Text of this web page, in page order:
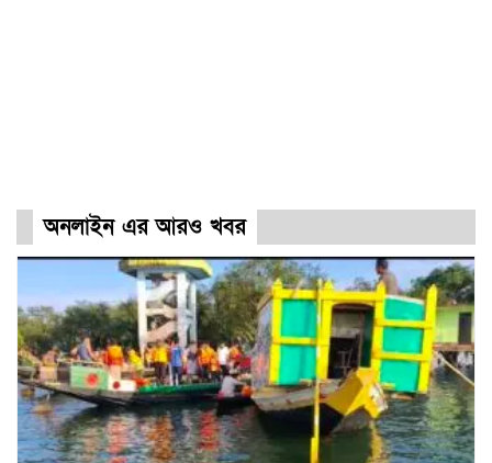
অনলাইন এর আরও খবর